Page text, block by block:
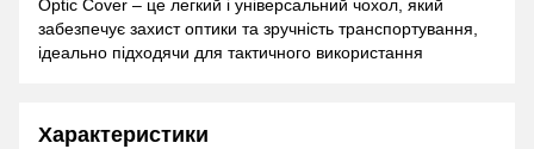
Optic Cover – це легкий і універсальний чохол, який
забезпечує захист оптики та зручність транспортування,
ідеально підходячи для тактичного використання
Характеристики